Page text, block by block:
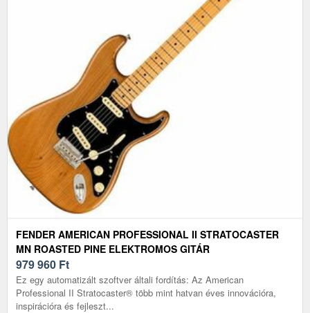
FENDER AMERICAN PROFESSIONAL II STRATOCASTER
MN ROASTED PINE ELEKTROMOS GITÁR
979 960 Ft
Ez egy automatizált szoftver általi fordítás: Az American
Professional II Stratocaster® több mint hatvan éves innovációra,
inspirációra és fejleszt...